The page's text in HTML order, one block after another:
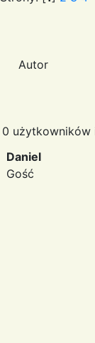
Autor
0 użytkowników
Daniel
Gość